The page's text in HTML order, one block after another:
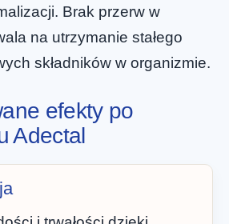
Brak przerw w
na utrzymanie stałego
składników w organizmie.
efekty po
Adectal